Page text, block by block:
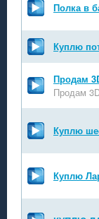
Полка в
Куплю
Продам
Продам
Куплю
Куплю